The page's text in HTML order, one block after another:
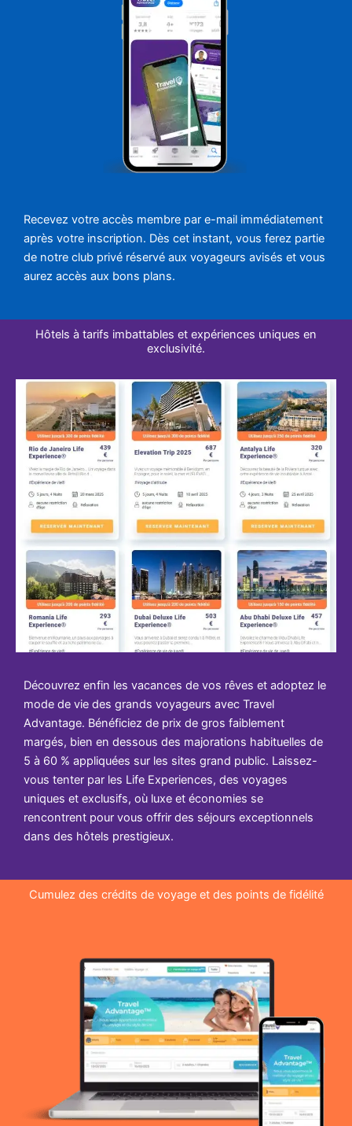
Recevez votre accès membre par e-mail immédiatement
après votre inscription. Dès cet instant, vous ferez partie
de notre club privé réservé aux voyageurs avisés et vous
aurez accès aux bons plans.
Hôtels à tarifs imbattables et expériences uniques en
exclusivité.
Découvrez enfin les vacances de vos rêves et adoptez le
mode de vie des grands voyageurs avec Travel
Advantage. Bénéficiez de prix de gros faiblement
margés, bien en dessous des majorations habituelles de
5 à 60 % appliquées sur les sites grand public. Laissez-
vous tenter par les Life Experiences, des voyages
uniques et exclusifs, où luxe et économies se
rencontrent pour vous offrir des séjours exceptionnels
dans des hôtels prestigieux.
Cumulez des crédits de voyage et des points de fidélité